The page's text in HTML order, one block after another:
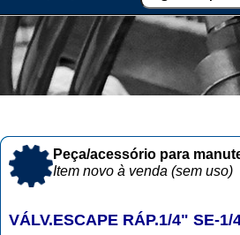
Peça/acessório para
Item novo à venda (sem uso)
VÁLV.ESCAPE RÁP.1/4" SE-1/